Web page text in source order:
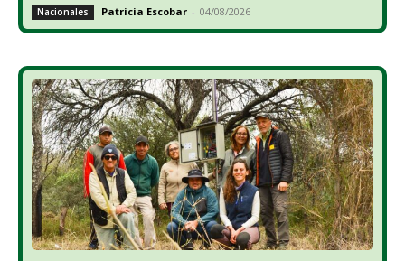
Nacionales Patricia Escobar - 04/08/2026